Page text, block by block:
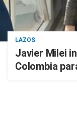
LAZOS
Javier Milei
Colombia